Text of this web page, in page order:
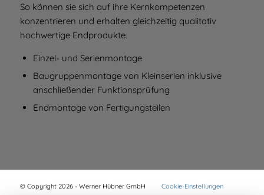
So können sie sich auf ihre Kernkompetenzen
konzentrieren und erhalten gleichzeitig qualitativ
hochwertige Endprodukte.
Einzel- und Serienmontage
Baugruppenmontage von Kleinserien inklusive
anschließender Funktionsprüfung
Endmontage von Fertigungsteilen
© Copyright 2026 - Werner Hübner GmbH Cookie-Einstellungen